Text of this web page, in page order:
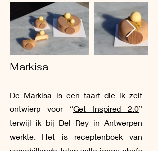
Markisa
De Markisa is een taart die ik zelf
ontwierp voor “Get Inspired 2.0”
terwijl ik bij Del Rey in Antwerpen
werkte. Het is receptenboek van